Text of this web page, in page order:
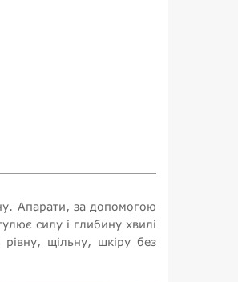
Апарати, за допомогою
силу і глибину хвилі
рівну, щільну, шкіру без